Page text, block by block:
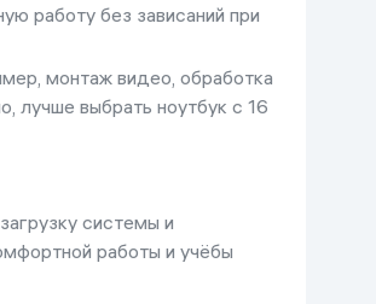
работу без зависаний при
монтаж видео, обработка
лучше выбрать ноутбук с 16
системы и
работы и учёбы